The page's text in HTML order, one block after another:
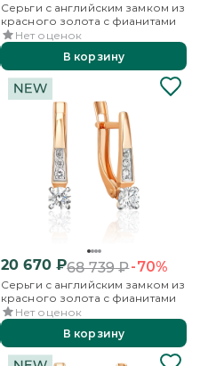
Серьги с английским замком из
красного золота с фианитами
Нет оценок
В корзину
20 670₽68 739₽-70%
Серьги с английским замком из
красного золота с фианитами
Нет оценок
В корзину